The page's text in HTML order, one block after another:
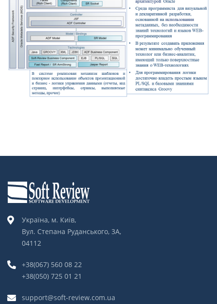
Україна, м. Київ,
Вул. Степана Руданського, 3А,
04112
+38(067) 560 08 22
+38(050) 725 01 21
support@soft-review.com.ua